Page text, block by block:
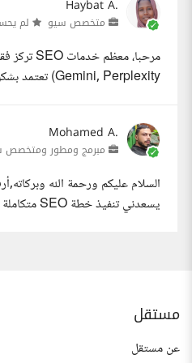
Haybat A.
متخصص سيو لم
Gemini, Perplexity) تعتمد بشكل متز...
Mohamed A.
مبرمج ومطور ومتخصص
السلام عليكم ورحمة الله
يسعدني تنفيذ خطة SEO متكاملة ...
مستقل
عن مستقل